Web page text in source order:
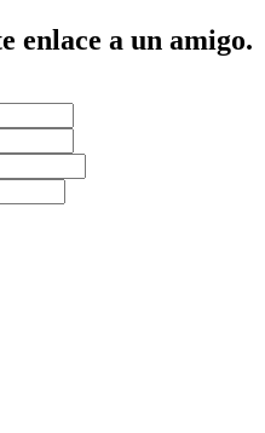
enlace a un amigo.